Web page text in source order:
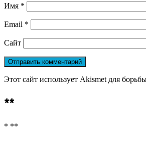
Имя *
Email *
Сайт
Этот сайт использует Akismet для
**
* **